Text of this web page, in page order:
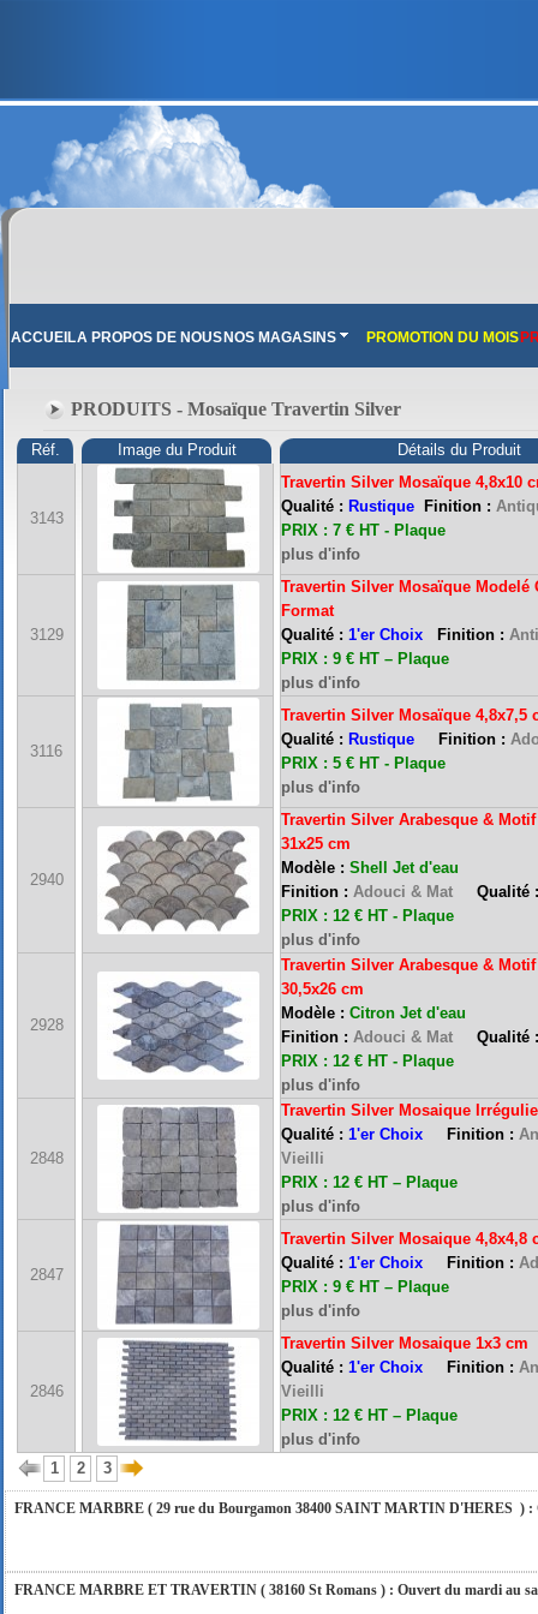
ACCUEILA PROPOS DE NOUS NOS MAGASINS PROMOTION DU MOIS
PRODUITS - Mosaïque Travertin Silver
Réf. Image du Produit Détails du Produit
3143
Travertin Silver Mosaïque 4,8x10
Qualité : Rustique Finition :
PRIX : 7 € HT - Plaque
plus d'info
3129
Travertin Silver Mosaïque Modelé
Format
Qualité : 1'er Choix Finition :
PRIX : 9 € HT – Plaque
plus d'info
3116
Travertin Silver Mosaïque 4,8x7,5
Qualité : Rustique Finition :
PRIX : 5 € HT - Plaque
plus d'info
2940
Travertin Silver Arabesque &
31x25 cm
Modèle : Shell
Jet d'eau
Finition : Adouci & Mat Qualité :
PRIX : 12 € HT - Plaque
plus d'info
2928
Travertin Silver Arabesque &
30,5x26 cm
Modèle : Citron Jet d'eau
Finition : Adouci & Mat Qualité :
PRIX : 12 € HT - Plaque
plus d'info
2848
Travertin Silver Mosaique
Qualité : 1'er Choix Finition :
Vieilli
PRIX : 12 € HT – Plaque
plus d'info
2847
Travertin Silver Mosaique 4,8x4,8
Qualité : 1'er Choix Finition :
PRIX : 9 € HT – Plaque
plus d'info
2846
Travertin Silver Mosaique 1x3 cm
Qualité : 1'er Choix Finition :
Vieilli
PRIX : 12 € HT – Plaque
plus d'info
1
2 3
FRANCE MARBRE 13 ( 13680 LANCON PROVENCE ): Ouvert du mardi au
FRANCE MARBRE 84 ( 84600 VALREAS ): Ouvert du mardi au samedi inclus de
FERMETURE POUR CONGES ANNUELS : Nous serons fermés du 10 au 31
vous répondrons dans les meilleurs délais. Nous aurons le plaisir de vous
FRANCE MARBRE ( 29 rue du Bourgamon 38400 SAINT MARTIN D'HERES ) :
FRANCE MARBRE ET TRAVERTIN ( 38160 St Romans ) : Ouvert du mardi au